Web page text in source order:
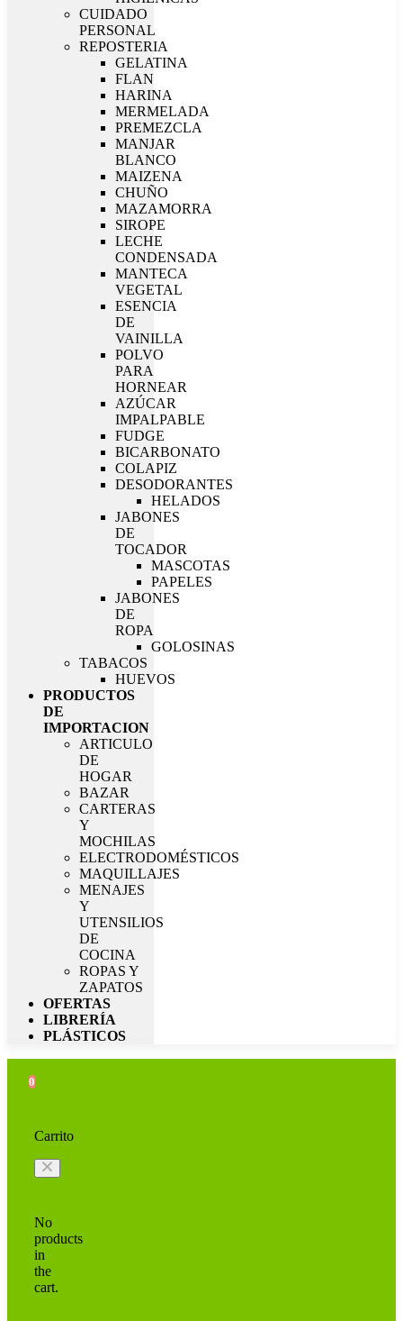
CUIDADO
PERSONAL
REPOSTERIA
GELATINA
FLAN
HARINA
MERMELADA
PREMEZCLA
MANJAR
BLANCO
MAIZENA
CHUÑO
MAZAMORRA
SIROPE
LECHE
CONDENSADA
MANTECA
VEGETAL
ESENCIA
DE
VAINILLA
POLVO
PARA
HORNEAR
AZÚCAR
IMPALPABLE
FUDGE
BICARBONATO
COLAPIZ
DESODORANTES
HELADOS
JABONES
DE
TOCADOR
MASCOTAS
PAPELES
JABONES
DE
ROPA
GOLOSINAS
TABACOS
HUEVOS
PRODUCTOS
DE
IMPORTACION
ARTICULO
DE
HOGAR
BAZAR
CARTERAS
Y
MOCHILAS
ELECTRODOMÉSTICOS
MAQUILLAJES
MENAJES
Y
UTENSILIOS
DE
COCINA
ROPAS Y
ZAPATOS
OFERTAS
LIBRERÍA
PLÁSTICOS
0
Carrito
No
products
in
the
cart.